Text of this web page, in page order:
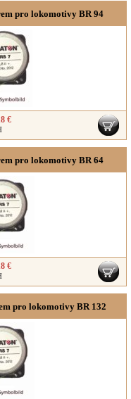
pro lokomotivy BR 94
€
pro lokomotivy BR 64
€
pro lokomotivy BR 132